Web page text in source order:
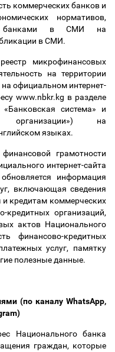
коммерческих банков и
нормативов,
банками в СМИ на
в СМИ.
микрофинансовых
на территории
официальном интернет-
www.nbkr.kg в разделе
система» и
организации») на
языках.
грамотности
интернет-сайта
информация
включающая сведения
кредитам коммерческих
кредитных организаций,
актов Национального
финансово-кредитных
услуг, памятку
полезные данные.
(по каналу WhatsApp,
Национального банка
граждан, которые